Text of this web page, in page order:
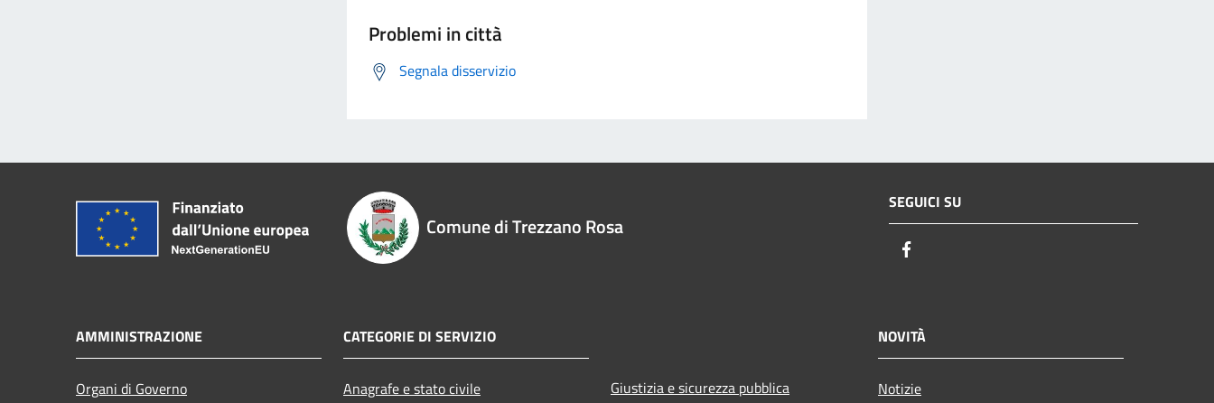
Problemi in città
Segnala disservizio
Comune di Trezzano Rosa
SEGUICI SU
AMMINISTRAZIONE
Organi di Governo
CATEGORIE DI SERVIZIO
Anagrafe e stato civile
Giustizia e sicurezza pubblica
NOVITÀ
Notizie